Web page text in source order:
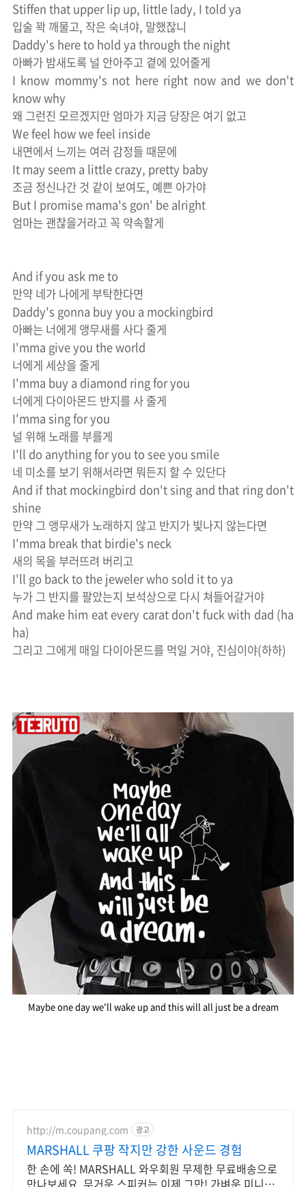
Stiffen that upper lip up, little lady, I told ya
입술 꽉 깨물고, 작은 숙녀야, 말했잖니
Daddy's here to hold ya through the night
아빠가 밤새도록 널 안아주고 곁에 있어줄게
I know mommy's not here right now and we don't
know why
왜 그런진 모르겠지만 엄마가 지금 당장은 여기 없고
We feel how we feel inside
내면에서 느끼는 여러 감정들 때문에
It may seem a little crazy, pretty baby
조금 정신나간 것 같이 보여도, 예쁜 아가야
But I promise mama's gon' be alright
엄마는 괜찮을거라고 꼭 약속할게
And if you ask me to
만약 네가 나에게 부탁한다면
Daddy's gonna buy you a mockingbird
아빠는 너에게 앵무새를 사다 줄게
I'mma give you the world
너에게 세상을 줄게
I'mma buy a diamond ring for you
너에게 다이아몬드 반지를 사 줄게
I'mma sing for you
널 위해 노래를 부를게
I'll do anything for you to see you smile
네 미소를 보기 위해서라면 뭐든지 할 수 있단다
And if that mockingbird don't sing and that ring don't
shine
만약 그 앵무새가 노래하지 않고 반지가 빛나지 않는다면
I'mma break that birdie's neck
새의 목을 부러뜨려 버리고
I'll go back to the jeweler who sold it to ya
누가 그 반지를 팔았는지 보석상으로 다시 쳐들어갈거야
And make him eat every carat don't fuck with dad (ha
ha)
그리고 그에게 매일 다이아몬드를 먹일 거야, 진심이야(하하)
Maybe one day we'll wake up and this will all just be a dream
http://m.coupang.com 광고
MARSHALL 쿠팡 작지만 강한 사운드 경험
한 손에 쏙! MARSHALL 와우회원 무제한 무료배송으로
만나보세요. 무거운 스피커는 이제 그만! 가벼운 미니스